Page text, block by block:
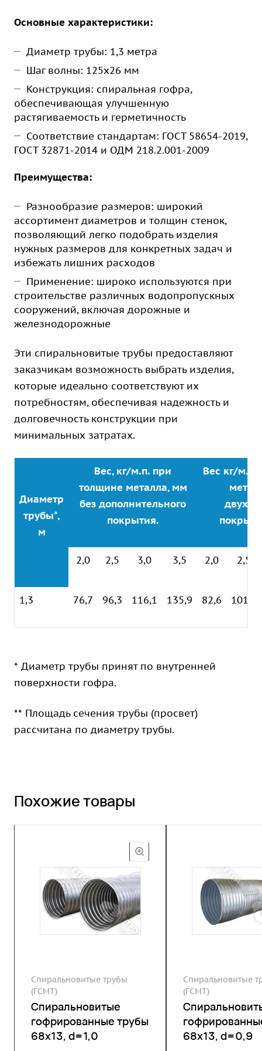
Основные характеристики:
Диаметр трубы: 1,3 метра
Шаг волны: 125х26 мм
Конструкция: спиральная гофра,
обеспечивающая улучшенную
растягиваемость и герметичность
Соответствие стандартам: ГОСТ 58654-2019,
ГОСТ 32871-2014 и ОДМ 218.2.001-2009
Преимущества:
Разнообразие размеров: широкий
ассортимент диаметров и толщин стенок,
позволяющий легко подобрать изделия
нужных размеров для конкретных задач и
избежать лишних расходов
Применение: широко используются при
строительстве различных водопропускных
сооружений, включая дорожные и
железнодорожные
Эти спиральновитые трубы предоставляют
заказчикам возможность выбрать изделия,
которые идеально соответствуют их
потребностям, обеспечивая надежность и
долговечность конструкции при
минимальных затратах.
Диаметр
трубы*,
м
Вес, кг/м.п. при
толщине металла, мм
без дополнительного
покрытия.
Вес кг/м.п.
2,0 2,5 3,0 3,5 2,0 2,5
1,3 76,7 96,3 116,1 135,9 82,6 101,0
* Диаметр трубы принят по внутренней
поверхности гофра.
** Площадь сечения трубы (просвет)
рассчитана по диаметру трубы.
Похожие товары
Спиральновитые трубы
(ГСМТ)
Спиральновитые
гофрированные трубы
68х13, d=1,0
Спиральновитые
(ГСМТ)
68х13, d=0,9